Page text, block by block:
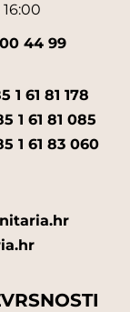
44 99
1 61 81 178
1 61 81 085
1 61 83 060